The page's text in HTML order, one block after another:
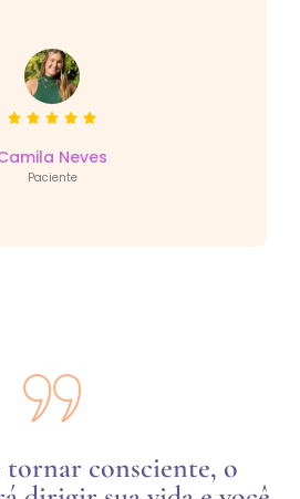
Neves
Paciente
tornar consciente, o